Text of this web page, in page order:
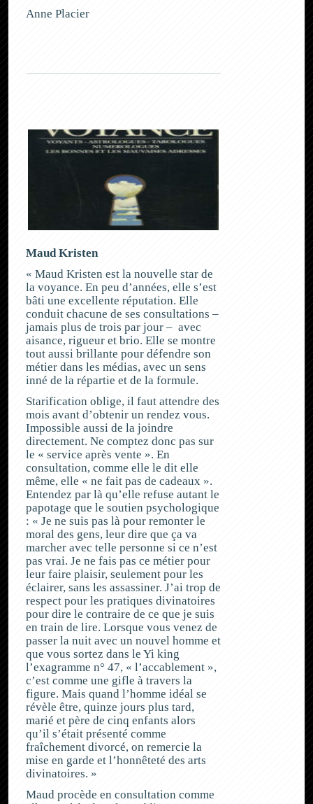
Anne Placier
Maud Kristen
« Maud Kristen est la nouvelle star de
la voyance. En peu d’années, elle s’est
bâti une excellente réputation. Elle
conduit chacune de ses consultations –
jamais plus de trois par jour – avec
aisance, rigueur et brio. Elle se montre
tout aussi brillante pour défendre son
métier dans les médias, avec un sens
inné de la répartie et de la formule.
Starification oblige, il faut attendre des
mois avant d’obtenir un rendez vous.
Impossible aussi de la joindre
directement. Ne comptez donc pas sur
le « service après vente ». En
consultation, comme elle le dit elle
même, elle « ne fait pas de cadeaux ».
Entendez par là qu’elle refuse autant le
papotage que le soutien psychologique
: « Je ne suis pas là pour remonter le
moral des gens, leur dire que ça va
marcher avec telle personne si ce n’est
pas vrai. Je ne fais pas ce métier pour
leur faire plaisir, seulement pour les
éclairer, sans les assassiner. J’ai trop de
respect pour les pratiques divinatoires
pour dire le contraire de ce que je suis
en train de lire. Lorsque vous venez de
passer la nuit avec un nouvel homme et
que vous sortez dans le Yi king
l’exagramme n° 47, « l’accablement »,
c’est comme une gifle à travers la
figure. Mais quand l’homme idéal se
révèle être, quinze jours plus tard,
marié et père de cinq enfants alors
qu’il s’était présenté comme
fraîchement divorcé, on remercie la
mise en garde et l’honnêteté des arts
divinatoires. »
Maud procède en consultation comme